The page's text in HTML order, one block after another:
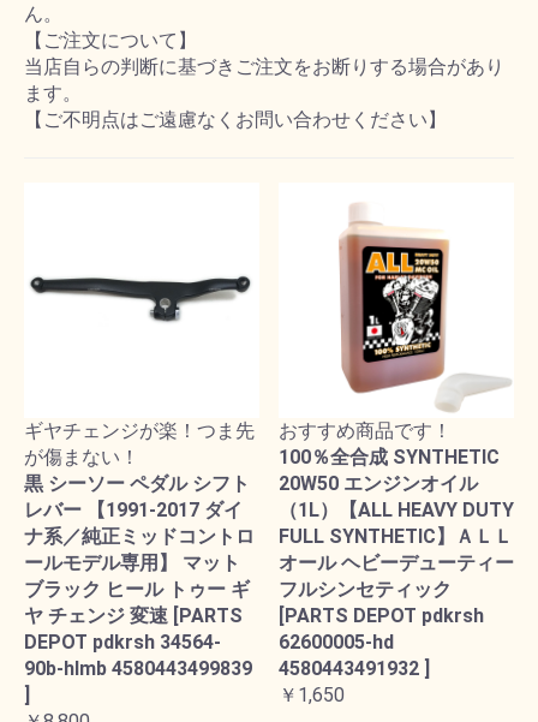
ん。
【ご注文について】
当店自らの判断に基づきご注文をお断りする場合があり
ます。
【ご不明点はご遠慮なくお問い合わせください】
ギヤチェンジが楽！つま先
が傷まない！
黒 シーソー ペダル シフト
レバー 【1991-2017 ダイ
ナ系／純正ミッドコントロ
ールモデル専用】 マット
ブラック ヒール トゥー ギ
ヤ チェンジ 変速 [PARTS
DEPOT pdkrsh 34564-
90b-hlmb 4580443499839
]
おすすめ商品です！
100％全合成 SYNTHETIC
20W50 エンジンオイル
（1L）【ALL HEAVY DUTY
FULL SYNTHETIC】ＡＬＬ
オール ヘビーデューティー
フルシンセティック
[PARTS DEPOT pdkrsh
62600005-hd
4580443491932 ]
￥1,650